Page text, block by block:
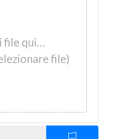
file qui…
file)